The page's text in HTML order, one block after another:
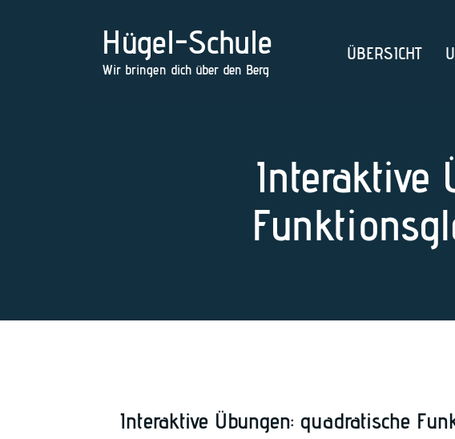
Hügel-Schule
Wir bringen dich über den Berg
ÜBERSICHT
Interaktive
Interaktive Übungen: quadratische